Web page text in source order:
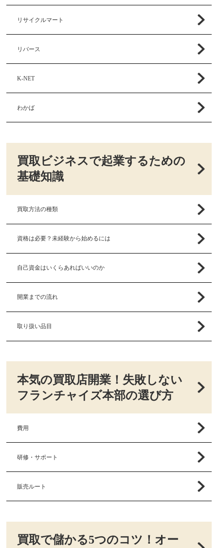
リサイクルマート
リバース
K-NET
わかば
買取ビジネスで起業するための
基礎知識
買取方法の種類
資格は必要？未経験から始めるには
自己資金はいくらあればいいのか
開業までの流れ
取り扱い品目
本気の買取店開業！失敗しない
フランチャイズ本部の選び方
費用
研修・サポート
販売ルート
買取で儲かる5つのコツ！オー